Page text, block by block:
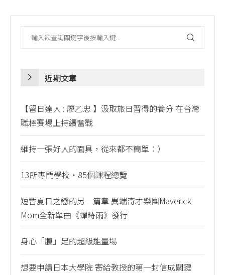
近期文章
【留日達人 : 廖乙忠 】汲取旅日習得的養分 在台灣
職棒賽場上持續奮戰
維持一張好人的面具，從來都不簡單：）
13所專門學校・85個課程總覽
短暫夏日之戀的另一篇章 異端奇才樂團Maverick
Mom全新單曲《蟬時雨》發行
身心「腹」足的超級能量場
想要申請日本大學院 寄給教授的第一封信成關鍵